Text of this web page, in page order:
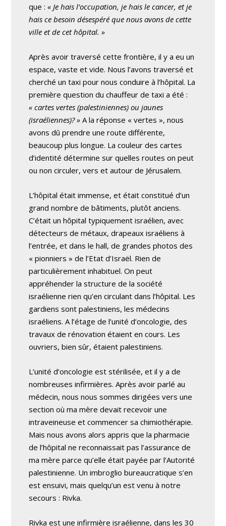
que :« Je hais l’occupation, je hais le cancer, et je
hais ce besoin désespéré que nous avons de cette
ville et de cet hôpital. »
Après avoir traversé cette frontière, il y a eu un
espace, vaste et vide. Nous l’avons traversé et
cherché un taxi pour nous conduire à l’hôpital. La
première question du chauffeur de taxi a été :
« cartes vertes (palestiniennes) ou jaunes
(israéliennes)? » A la réponse « vertes », nous
avons dû prendre une route différente,
beaucoup plus longue. La couleur des cartes
d’identité détermine sur quelles routes on peut
ou non circuler, vers et autour de Jérusalem.
L’hôpital était immense, et était constitué d’un
grand nombre de bâtiments, plutôt anciens.
C’était un hôpital typiquement israélien, avec
détecteurs de métaux, drapeaux israéliens à
l’entrée, et dans le hall, de grandes photos des
« pionniers » de l’Etat d’Israël. Rien de
particulièrement inhabituel. On peut
appréhender la structure de la société
israélienne rien qu’en circulant dans l’hôpital. Les
gardiens sont palestiniens, les médecins
israéliens. A l’étage de l’unité d’oncologie, des
travaux de rénovation étaient en cours. Les
ouvriers, bien sûr, étaient palestiniens.
L’unité d’oncologie est stérilisée, et il y a de
nombreuses infirmières. Après avoir parlé au
médecin, nous nous sommes dirigées vers une
section où ma mère devait recevoir une
intraveineuse et commencer sa chimiothérapie.
Mais nous avons alors appris que la pharmacie
de l’hôpital ne reconnaissait pas l’assurance de
ma mère parce qu’elle était payée par l’Autorité
palestinienne. Un imbroglio bureaucratique s’en
est ensuivi, mais quelqu’un est venu à notre
secours : Rivka.
Rivka est une infirmière israélienne, dans les 30